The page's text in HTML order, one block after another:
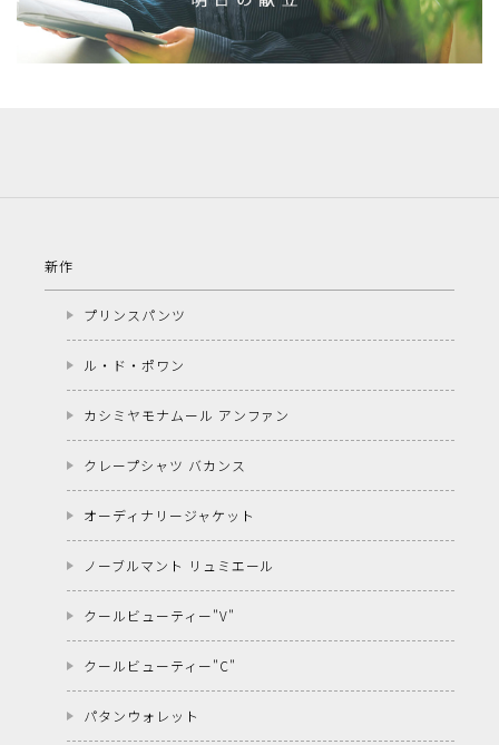
新作
プリンスパンツ
ル・ド・ポワン
カシミヤモナムール アンファン
クレープシャツ バカンス
オーディナリージャケット
ノーブルマント リュミエール
クールビューティー"V"
クールビューティー"C"
パタンウォレット